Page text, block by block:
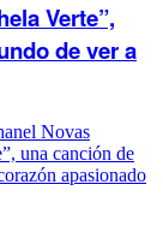
Verte”,
de ver a
Novas
una canción de
apasionado